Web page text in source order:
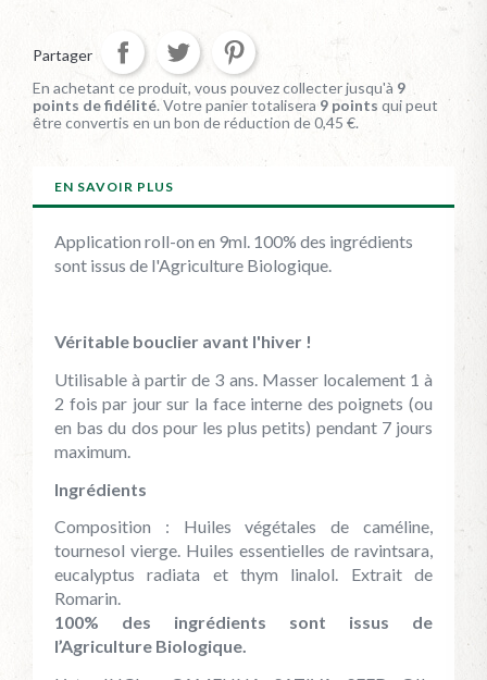
Partager
En achetant ce produit, vous pouvez collecter jusqu'à 9
points de fidélité. Votre panier totalisera 9 points qui peut
être convertis en un bon de réduction de0,45 €.
EN SAVOIR PLUS
Application roll-on en 9ml. 100% des ingrédients
sont issus de l'Agriculture Biologique.
Véritable bouclier avant l'hiver !
Utilisable à partir de 3 ans. Masser localement 1 à
2 fois par jour sur la face interne des poignets (ou
en bas du dos pour les plus petits) pendant 7 jours
maximum.
Ingrédients
Composition : Huiles végétales de caméline,
tournesol vierge. Huiles essentielles de ravintsara,
eucalyptus radiata et thym linalol. Extrait de
Romarin.
100% des ingrédients sont issus de
l’Agriculture Biologique.